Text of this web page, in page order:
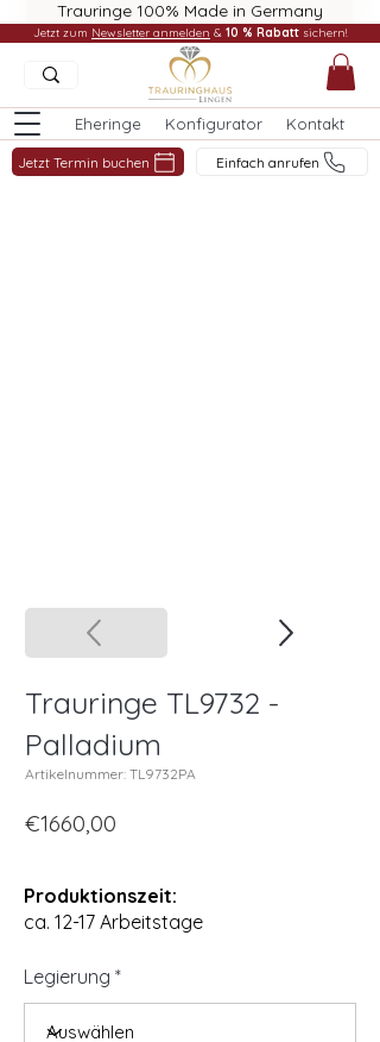
Trauringe 100% Made in Germany
Eheringe Konfigurator Kontakt
Jetzt Termin buchen Einfach anrufen
Jetzt zum Newsletter anmelden & 10 % Rabatt sichern!
Trauringe TL9732 -
Palladium
Artikelnummer: TL9732PA
€1660,00
Produktionszeit:
ca. 12-17 Arbeitstage
Legierung